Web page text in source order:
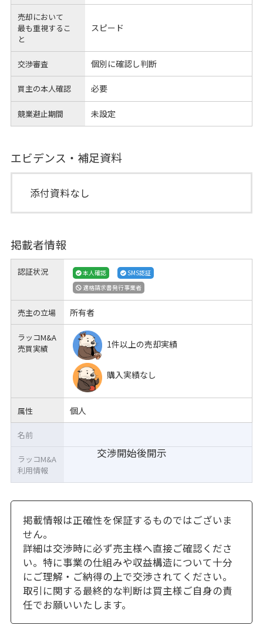
売却において
最も重視するこ
と
スピード
交渉審査 個別に確認し判断
買主の本人確認 必要
競業避止期間 未設定
エビデンス・補足資料
添付資料なし
掲載者情報
認証状況 本人確認
SMS認証
適格請求書発行事業者
売主の立場 所有者
ラッコM&A
売買実績
1件以上の売却実績
購入実績なし
属性 個人
交渉開始後開示
名前
ラッコM&A
利用情報
掲載情報は正確性を保証するものではございま
せん。
詳細は交渉時に必ず売主様へ直接ご確認くださ
い。特に事業の仕組みや収益構造について十分
にご理解・ご納得の上で交渉されてください。
取引に関する最終的な判断は買主様ご自身の責
任でお願いいたします。